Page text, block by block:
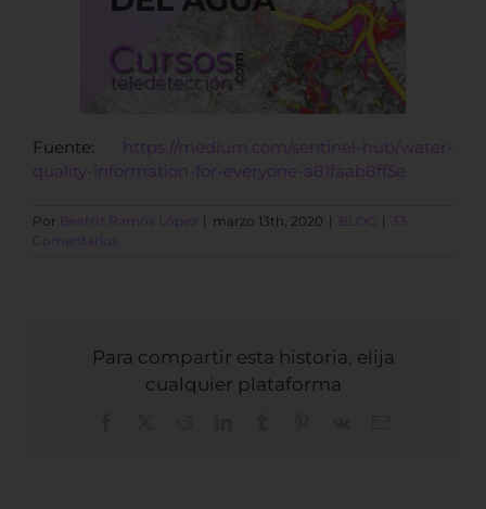
Fuente:
https://medium.com/sentinel-hub/water-
quality-information-for-everyone-a81faab8ff5e
Por Beatriz Ramos López | marzo 13th, 2020 | BLOG | 33
Comentarios
Para compartir esta historia, elija
cualquier plataforma